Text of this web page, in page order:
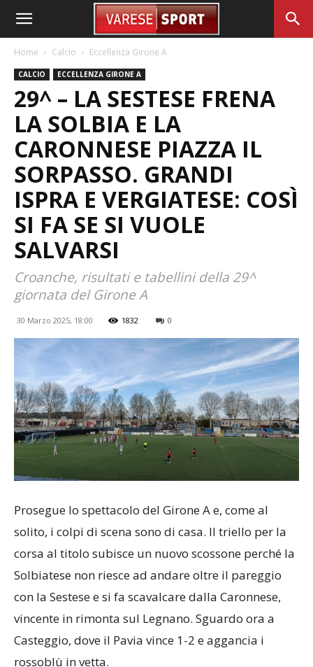
Home Calcio Eccellenza Girone A
CALCIO ECCELLENZA GIRONE A
29^ – LA SESTESE FRENA
LA SOLBIA E LA
CARONNESE PIAZZA IL
SORPASSO. GRANDI
ISPRA E VERGIATESE: COSÌ
SI FA SE SI VUOLE
SALVARSI
Croanche, risultati e tabellini della 29^
giornata del Girone A
30 Marzo 2025, 18:00 1832 0
Prosegue lo spettacolo del Girone A e, come al
solito, i colpi di scena sono di casa. Il triello per la
corsa al titolo subisce un nuovo scossone perché la
Solbiatese non riesce ad andare oltre il pareggio
con la Sestese e si fa scavalcare dalla Caronnese,
vincente in rimonta sul Legnano. Sguardo ora a
Casteggio, dove il Pavia vince 1-2 e aggancia i
rossoblù in vetta.